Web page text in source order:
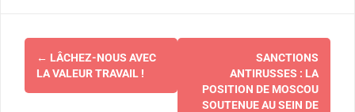
Navigation
d'article
← LÂCHEZ-NOUS AVEC
LA VALEUR TRAVAIL !
SANCTIONS
ANTIRUSSES : LA
POSITION DE MOSCOU
SOUTENUE AU SEIN DE